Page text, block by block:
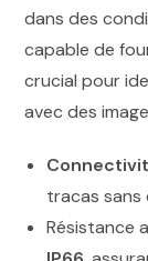
dans des
capable de
crucial pour
avec des
tracas sans
Résistance